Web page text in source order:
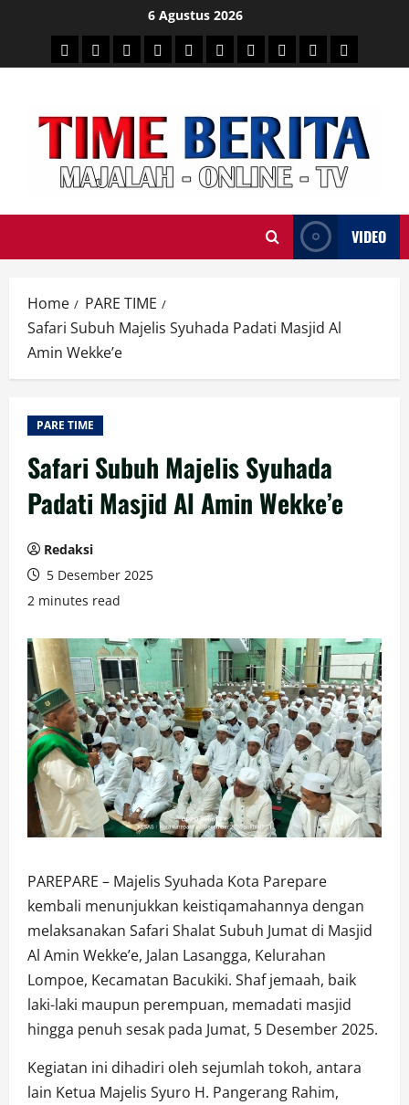
content
6 Agustus 2026
HEADLINE
PARESULSELBAR
POLITIKHUKRIMNASIONAL
PENKESSPORTAINMENT
DUNIAMEDSOS
VIDEO
Home
PARE TIME
Safari Subuh Majelis Syuhada Padati Masjid Al
Amin Wekke’e
PARE TIME
Safari Subuh Majelis Syuhada
Padati Masjid Al Amin Wekke’e
Redaksi
5 Desember 2025
2 minutes read
PAREPARE – Majelis Syuhada Kota Parepare
kembali menunjukkan keistiqamahannya dengan
melaksanakan Safari Shalat Subuh Jumat di Masjid
Al Amin Wekke’e, Jalan Lasangga, Kelurahan
Lompoe, Kecamatan Bacukiki. Shaf jemaah, baik
laki-laki maupun perempuan, memadati masjid
hingga penuh sesak pada Jumat, 5 Desember 2025.
Kegiatan ini dihadiri oleh sejumlah tokoh, antara
lain Ketua Majelis Syuro H. Pangerang Rahim,